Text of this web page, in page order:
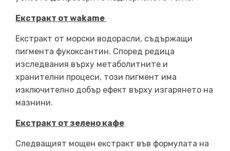
Екстракт от wakame
Екстракт от морски водорасли, съдържащи
пигмента фукоксантин. Според редица
изследвания върху метаболитните и
хранителни процеси, този пигмент има
изключително добър ефект върху изгарянето на
мазнини.
Екстракт от зелено кафе
Следващият мощен екстракт във формулата на